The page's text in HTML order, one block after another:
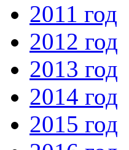
2011 год
2012 год
2013 год
2014 год
2015 год